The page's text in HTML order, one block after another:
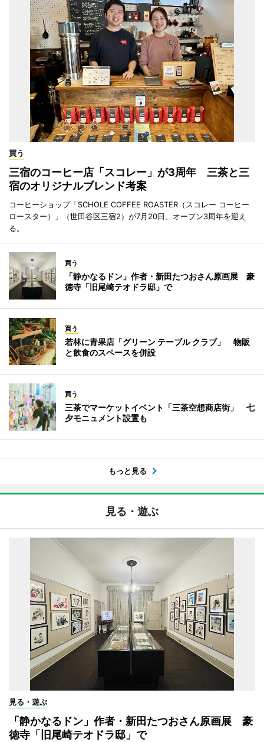
買う
三宿のコーヒー店「スコレー」が3周年 三茶と三
宿のオリジナルブレンド考案
コーヒーショップ「SCHOLE COFFEE ROASTER（スコレー コーヒー
ロースター）」（世田谷区三宿2）が7月20日、オープン3周年を迎え
る。
買う
「静かなるドン」作者・新田たつおさん原画展 豪
徳寺「旧尾崎テオドラ邸」で
買う
若林に青果店「グリーン テーブル クラブ」 物販
と飲食のスペースを併設
買う
三茶でマーケットイベント「三茶空想商店街」 七
夕モニュメント設置も
もっと見る
見る・遊ぶ
見る・遊ぶ
「静かなるドン」作者・新田たつおさん原画展 豪
徳寺「旧尾崎テオドラ邸」で